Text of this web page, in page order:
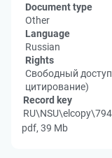
Document type
Other
Language
Russian
Rights
Свободный доступ
цитирование)
Record key
RU\NSU\elcopy\794
pdf, 39 Mb